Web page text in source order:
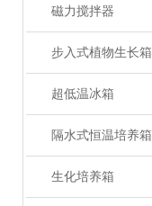
磁力搅拌器
步入式植物生长箱
超低温冰箱
隔水式恒温培养箱
生化培养箱